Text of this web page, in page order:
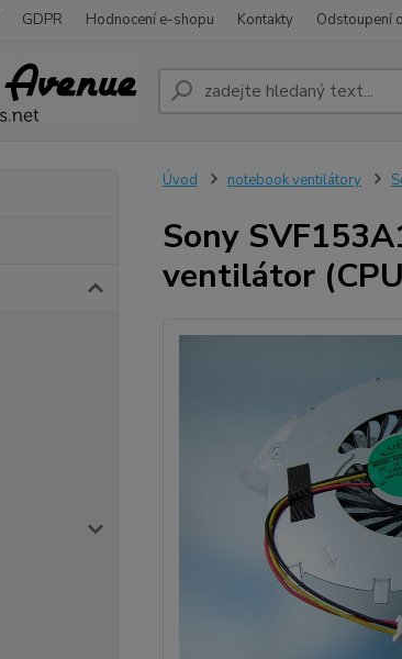
GDPR Hodnocení e-shopu Kontakty Odstoupení
Úvod notebook ventilátory
Sony
ventilátor